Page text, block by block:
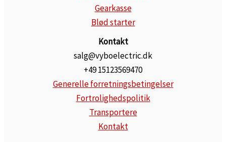
Gearkasse
Blød starter
Kontakt
salg@vyboelectric.dk
+49 15123569470
Generelle forretningsbetingelser
Fortrolighedspolitik
Transportere
Kontakt